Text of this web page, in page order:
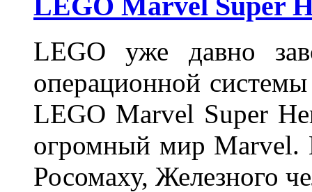
LEGO уже давно
операционной
LEGO Marvel Super
огромный мир Marvel.
Росомаху, Железного